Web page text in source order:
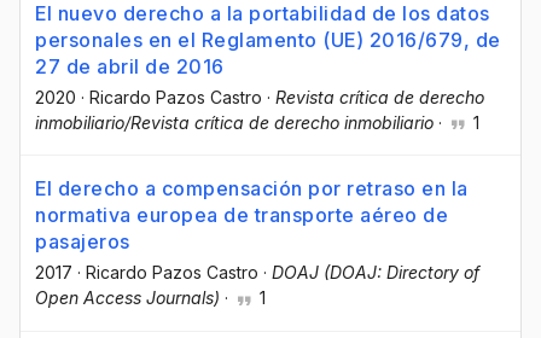
El nuevo derecho a la portabilidad de los datos
personales en el Reglamento (UE) 2016/679, de
27 de abril de 2016
2020 · Ricardo Pazos Castro · Revista crítica de derecho
inmobiliario/Revista crítica de derecho inmobiliario · 1
El derecho a compensación por retraso en la
normativa europea de transporte aéreo de
pasajeros
2017 · Ricardo Pazos Castro · DOAJ (DOAJ: Directory of
Open Access Journals) · 1